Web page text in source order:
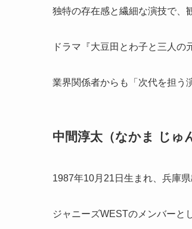
独特の存在感と繊細な演技で、
ドラマ『大豆田とわ子と三人の
業界関係者からも「次代を担う
中間淳太（なかま じゅ
1987年10月21日生まれ、兵庫県
ジャニーズWESTのメンバーと